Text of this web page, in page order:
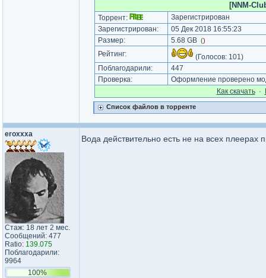
[NNM-
Торрент:
Зарегистрирован
Зарегистрирован:
05 Дек 2018 16:55:23
Размер:
5.68 GB ()
Рейтинг: (Голосов: 101)
Поблагодарили:
447
Проверка:
Оформление проверено
Как cкачать·
Список файлов в торренте
eroxxxa
Стаж: 18 лет 2 мес.
Сообщений: 477
Ratio: 139.075
Поблагодарили:
9964
100%
Вода действительно есть не на всех